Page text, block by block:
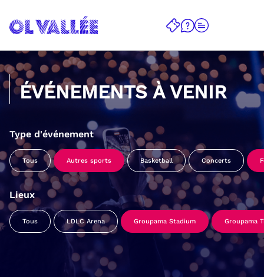
ÉVÉNEMENTS À VENIR
Type d'événement
Tous Autres sports Basketball Concerts
Lieux
Tous LDLC Arena Groupama Stadium Groupama